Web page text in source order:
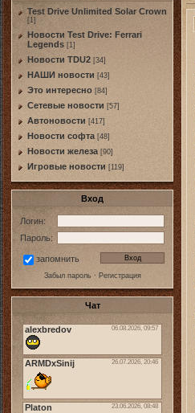
Test Drive Unlimited Solar Crown
[1]
Новости Test Drive: Ferrari
Legends [1]
Новости TDU2 [34]
НАШИ новости [43]
Это интересно [84]
Сетевые новости [57]
Автоновости [417]
Новости софта [48]
Новоcти железа [90]
Игровые новости [119]
Вход
Логин:
Пароль:
запомнить
Забыл пароль· Регистрация
Чат